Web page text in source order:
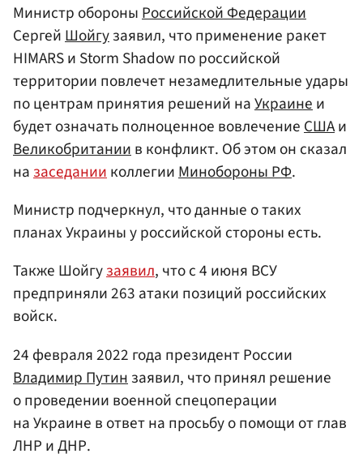
Министр обороныРоссийской Федерации
СергейШойгузаявил, что применение ракет
HIMARS и Storm Shadow по российской
территории повлечет незамедлительные удары
по центрам принятия решений наУкраинеи
будет означать полноценное вовлечениеСШАи
Великобританиив конфликт. Об этом он сказал
назаседанииколлегииМинобороны РФ.
Министр подчеркнул, что данные о таких
планах Украины у российской стороны есть.
Также Шойгузаявил, что c 4 июня ВСУ
предприняли 263 атаки позиций российских
войск.
24 февраля 2022 года президент России
Владимир Путин заявил, что принял решение
о проведении военной спецоперации
на Украине в ответ на просьбу о помощи от глав
ЛНР и ДНР.